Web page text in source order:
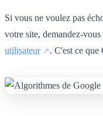
Si vous ne voulez pas
votre site, demandez-
utilisateur
. C'est ce que